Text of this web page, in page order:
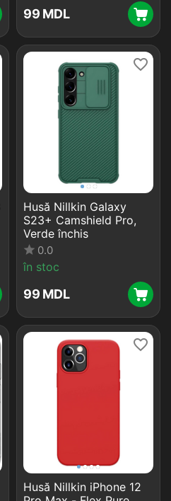
‍99‍ MDL
Husă Nillkin Galaxy
S23+ Camshield Pro,
Verde închis
0.0
în stoc
‍99‍ MDL
Husă Nillkin iPhone 12